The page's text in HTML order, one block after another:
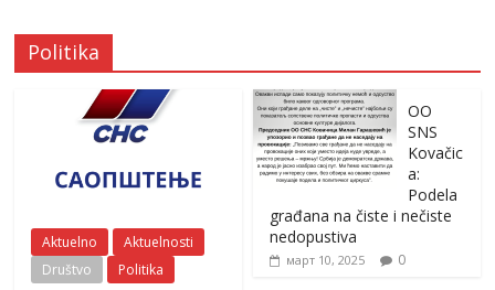
Politika
Aktuelno
Aktuelnosti
Društvo
Politika
OO
SNS
Kovačic
a:
Podela
građana na čiste i nečiste
nedopustiva
март 10, 2025 0